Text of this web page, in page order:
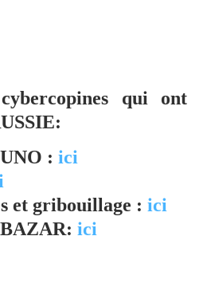
qui ont
: ici
et gribouillage : ici
ici